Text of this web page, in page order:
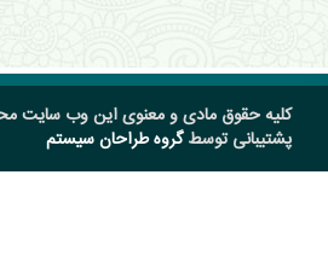
کلیه حقوق مادی و معنوی این وب سایت
پشتیبانی توسطگروه طراحان سیستم